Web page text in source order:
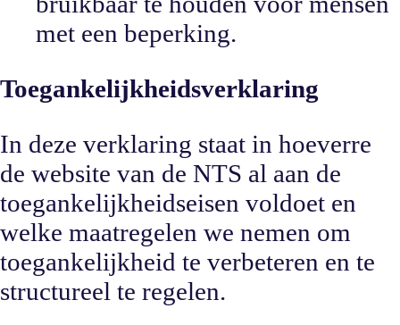
met een beperking.
Toegankelijkheidsverklaring
In deze verklaring staat in hoeverre
de website van de NTS al aan de
toegankelijkheidseisen voldoet en
welke maatregelen we nemen om
toegankelijkheid te verbeteren en te
structureel te regelen.